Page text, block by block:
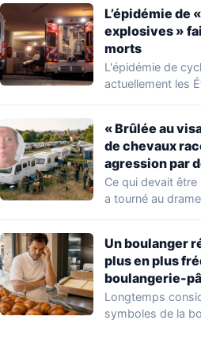
L’épidémie de
explosives »
morts
L'épidémie de
actuellement les
« Brûlée au
de chevaux
agression par
Ce qui devait
a tourné au
Un boulanger
plus en plus
boulangerie-
Longtemps
symboles de la